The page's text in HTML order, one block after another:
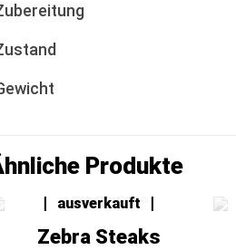
Produkte
ausverkauft
Zebra Steaks